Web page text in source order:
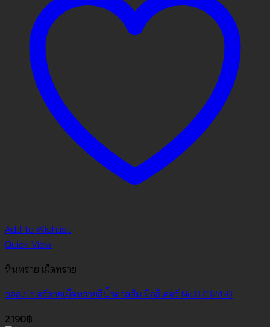
Add to Wishlist
Quick View
หินทราย เม็ดทราย
วอลเปเปอร์ลายเม็ดทรายสีน้ำตาลส้ม มีกลิเตอร์ No.87024-8
2,190฿